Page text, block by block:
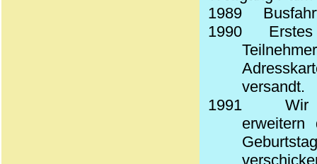
1989
1990
versandt.
1991
Wir